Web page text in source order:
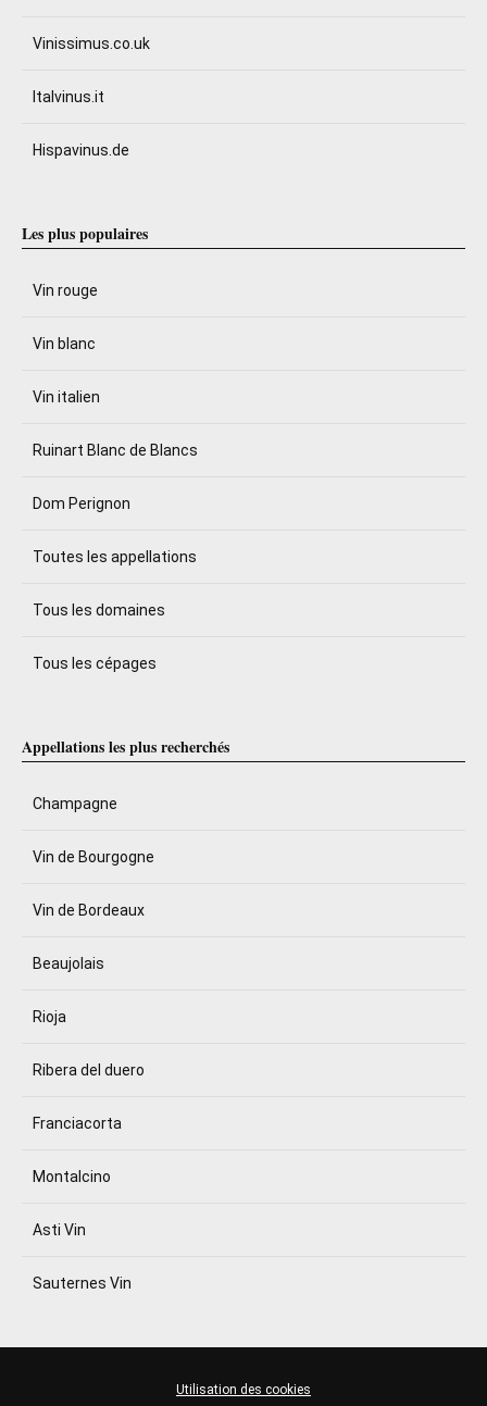
Vinissimus.co.uk
Italvinus.it
Hispavinus.de
Les plus populaires
Vin rouge
Vin blanc
Vin italien
Ruinart Blanc de Blancs
Dom Perignon
Toutes les appellations
Tous les domaines
Tous les cépages
Appellations les plus recherchés
Champagne
Vin de Bourgogne
Vin de Bordeaux
Beaujolais
Rioja
Ribera del duero
Franciacorta
Montalcino
Asti Vin
Sauternes Vin
Utilisation des cookies